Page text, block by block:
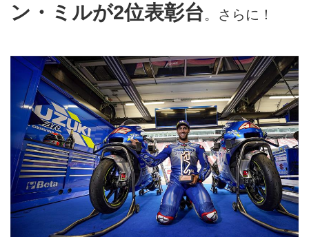
ン・ミルが2位表彰台。さらに！